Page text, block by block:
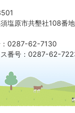
塩原市共墾社108番
：0287-62-7130
ス番号：0287-62-